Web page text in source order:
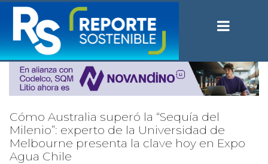
Cómo Australia superó la “Sequía del
Milenio”: experto de la Universidad de
Melbourne presenta la clave hoy en Expo
Agua Chile